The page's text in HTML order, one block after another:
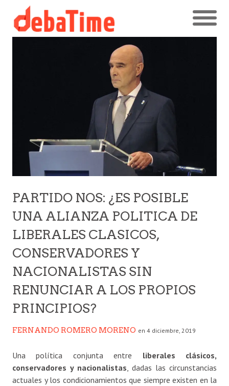
PARTIDO NOS: ¿ES POSIBLE
UNA ALIANZA POLITICA DE
LIBERALES CLASICOS,
CONSERVADORES Y
NACIONALISTAS SIN
RENUNCIAR A LOS PROPIOS
PRINCIPIOS?
FERNANDO ROMERO MORENO en 4 diciembre, 2019
Una política conjunta entre liberales clásicos,
conservadores y nacionalistas , dadas las circunstancias
actuales y los condicionamientos que siempre existen en la